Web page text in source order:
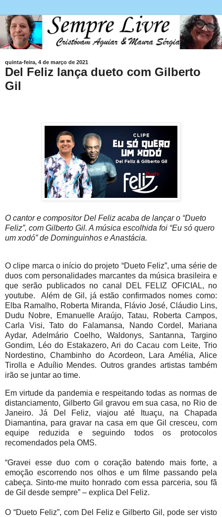
quinta-feira, 4 de março de 2021
Del Feliz lança dueto com Gilberto
Gil
O cantor e compositor Del Feliz acaba de lançar o “Dueto
Feliz”, com Gilberto Gil. A música escolhida foi “Eu só quero
um xodó” de Dominguinhos e Anastácia.
O clipe marca o início do projeto “Dueto Feliz”, uma série de
duos com personalidades marcantes da música brasileira e
que serão publicados no canal DEL FELIZ OFICIAL, no
youtube. Além de Gil, já estão confirmados nomes como:
Elba Ramalho, Roberta Miranda, Flávio José, Cláudio Lins,
Dudu Nobre, Emanuelle Araújo, Tatau, Roberta Campos,
Carla Visi, Tato do Falamansa, Nando Cordel, Mariana
Aydar, Adelmário Coelho, Waldonys, Santanna, Targino
Gondim, Léo do Estakazero, Ari do Cacau com Leite, Trio
Nordestino, Chambinho do Acordeon, Lara Amélia, Alice
Tirolla e Aduílio Mendes. Outros grandes artistas também
irão se juntar ao time.
Em virtude da pandemia e respeitando todas as normas de
distanciamento, Gilberto Gil gravou em sua casa, no Rio de
Janeiro. Já Del Feliz, viajou até Ituaçu, na Chapada
Diamantina, para gravar na casa em que Gil cresceu, com
equipe reduzida e seguindo todos os protocolos
recomendados pela OMS.
“Gravei esse duo com o coração batendo mais forte, a
emoção escorrendo nos olhos e um filme passando pela
cabeça. Sinto-me muito honrado com essa parceria, sou fã
de Gil desde sempre” – explica Del Feliz.
O “Dueto Feliz”, com Del Feliz e Gilberto Gil, pode ser visto